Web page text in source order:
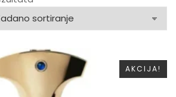
AKCIJA!